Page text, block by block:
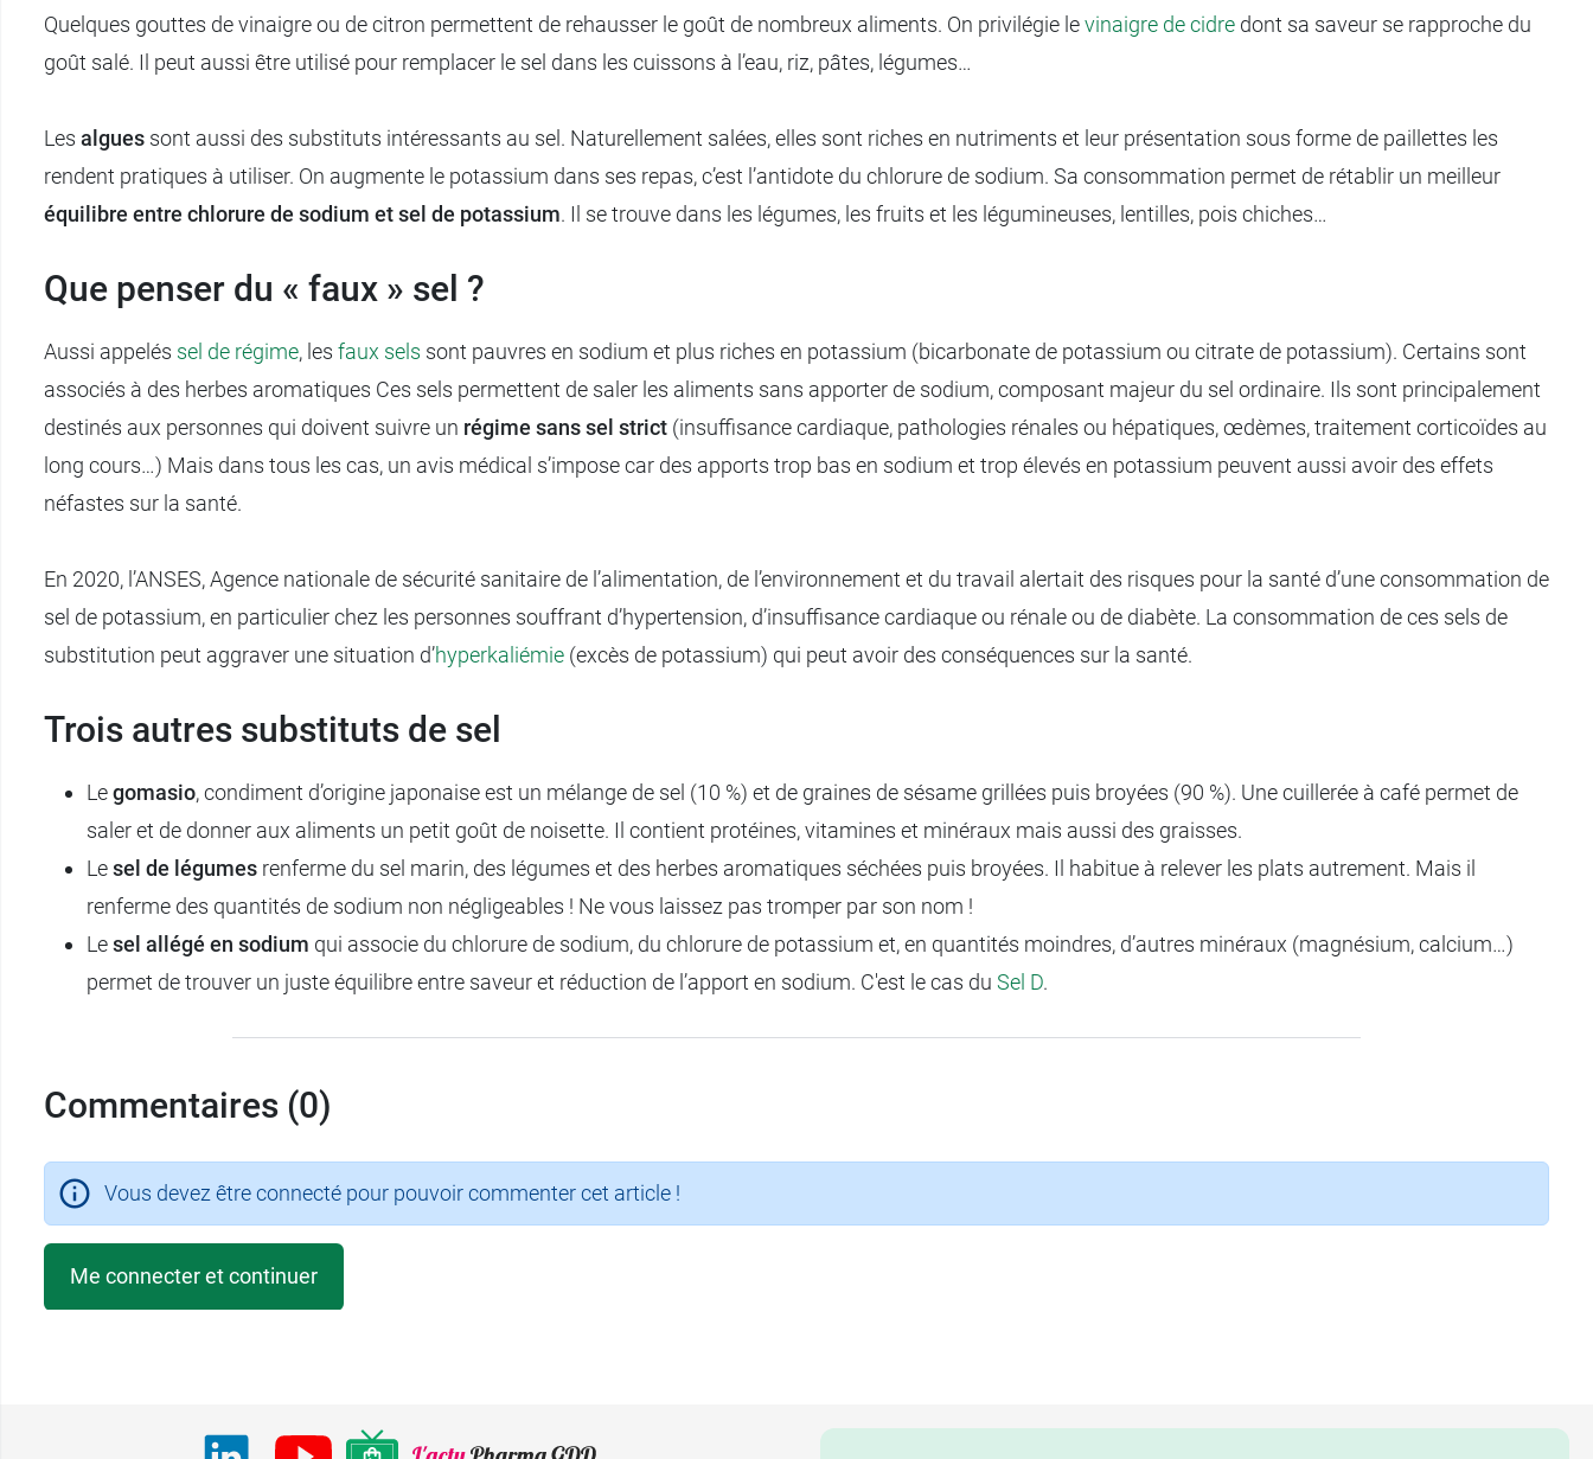
Quelques gouttes de vinaigre ou de citron permettent de rehausser le goût de nombreux aliments. On privilégie levinaigre de cidre dont sa saveur se rapproche du
goût salé. Il peut aussi être utilisé pour remplacer le sel dans les cuissons à l’eau, riz, pâtes, légumes…
Les algues sont aussi des substituts intéressants au sel. Naturellement salées, elles sont riches en nutriments et leur présentation sous forme de paillettes les
rendent pratiques à utiliser. On augmente le potassium dans ses repas, c’est l’antidote du chlorure de sodium. Sa consommation permet de rétablir un meilleur
équilibre entre chlorure de sodium et sel de potassium. Il se trouve dans les légumes, les fruits et les légumineuses, lentilles, pois chiches…
Que penser du « faux » sel ?
Aussi appelés sel de régime, les faux sels sont pauvres en sodium et plus riches en potassium (bicarbonate de potassium ou citrate de potassium). Certains sont
associés à des herbes aromatiques Ces sels permettent de saler les aliments sans apporter de sodium, composant majeur du sel ordinaire. Ils sont principalement
destinés aux personnes qui doivent suivre un régime sans sel strict (insuffi­sance cardiaque, pathologies rénales ou hépatiques, œdèmes, traitement corticoïdes au
long cours…) Mais dans tous les cas, un avis médical s’impose car des apports trop bas en sodium et trop élevés en potassium peuvent aussi avoir des effets
néfastes sur la santé.
En 2020, l’ANSES, Agence nationale de sécurité sanitaire de l’alimentation, de l’environnement et du travail alertait des risques pour la santé d’une consommation de
sel de potassium, en particulier chez les personnes souffrant d’hypertension, d’insuffisance cardiaque ou rénale ou de diabète. La consommation de ces sels de
substitution peut aggraver une situation d’hyperkaliémie (excès de potassium) qui peut avoir des conséquences sur la santé.
Trois autres substituts de sel
Legomasio, condiment d’origine japonaise est un mélange de sel (10 %) et de graines de sésame grillées puis broyées (90 %). Une cuillerée à café permet de
saler et de donner aux aliments un petit goût de noisette. Il contient protéines, vitamines et minéraux mais aussi des graisses.
Lesel de légumes renferme du sel marin, des légumes et des herbes aromatiques séchées puis broyées. Il habitue à relever les plats autrement. Mais il
renferme des quantités de sodium non négligeables ! Ne vous laissez pas tromper par son nom !
Lesel allégé en sodium qui associe du chlorure de sodium, du chlorure de potassium et, en quantités moindres, d’autres minéraux (magnésium, calcium…)
permet de trouver un juste équilibre entre saveur et réduction de l’apport en sodium. C'est le cas du Sel D.
Commentaires (0)
Vous devez être connecté pour pouvoir commenter cet article !
Me connecter et continuer